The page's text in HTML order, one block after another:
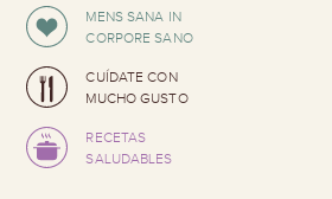
MENS SANA IN
CORPORE SANO
CUÍDATE CON
MUCHO GUSTO
RECETAS
SALUDABLES